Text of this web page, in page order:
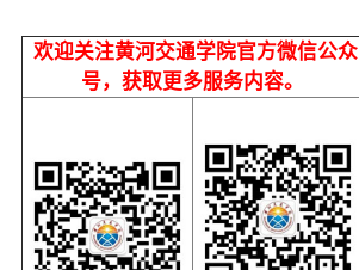
欢迎关注黄河交通学院官方微信公众
号，获取更多服务内容。